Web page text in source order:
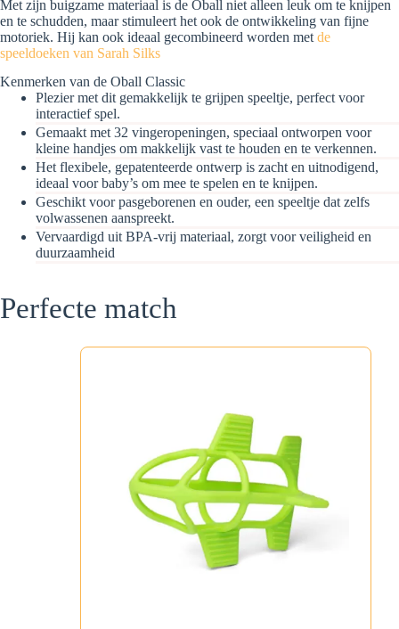
Met zijn buigzame materiaal is de Oball niet alleen leuk om te knijpen
en te schudden, maar stimuleert het ook de ontwikkeling van fijne
motoriek. Hij kan ook ideaal gecombineerd worden met de
speeldoeken van Sarah Silks
Kenmerken van de Oball Classic
Plezier met dit gemakkelijk te grijpen speeltje, perfect voor
interactief spel.
Gemaakt met 32 vingeropeningen, speciaal ontworpen voor
kleine handjes om makkelijk vast te houden en te verkennen.
Het flexibele, gepatenteerde ontwerp is zacht en uitnodigend,
ideaal voor baby’s om mee te spelen en te knijpen.
Geschikt voor pasgeborenen en ouder, een speeltje dat zelfs
volwassenen aanspreekt.
Vervaardigd uit BPA-vrij materiaal, zorgt voor veiligheid en
duurzaamheid
Perfecte match